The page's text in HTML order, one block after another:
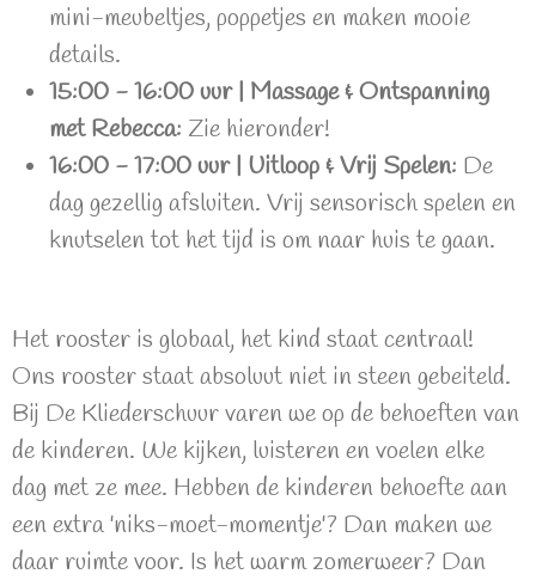
mini-meubeltjes, poppetjes en maken mooie
details.
15:00 - 16:00 uur | Massage & Ontspanning
met Rebecca: Zie hieronder!
16:00 - 17:00 uur | Uitloop & Vrij Spelen: De
dag gezellig afsluiten. Vrij sensorisch spelen en
knutselen tot het tijd is om naar huis te gaan.
Het rooster is globaal, het kind staat centraal!
Ons rooster staat absoluut niet in steen gebeiteld.
Bij De Kliederschuur varen we op de behoeften van
de kinderen. We kijken, luisteren en voelen elke
dag met ze mee. Hebben de kinderen behoefte aan
een extra 'niks-moet-momentje'? Dan maken we
daar ruimte voor. Is het warm zomerweer? Dan